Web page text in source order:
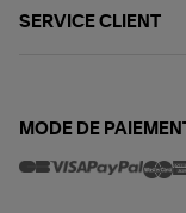
SERVICE CLIENT
MODE DE PAIEMENT